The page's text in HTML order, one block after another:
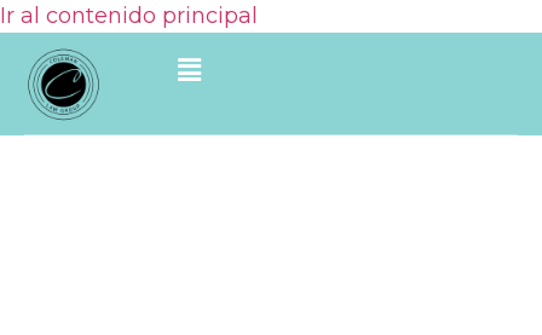
Ir al contenido principal